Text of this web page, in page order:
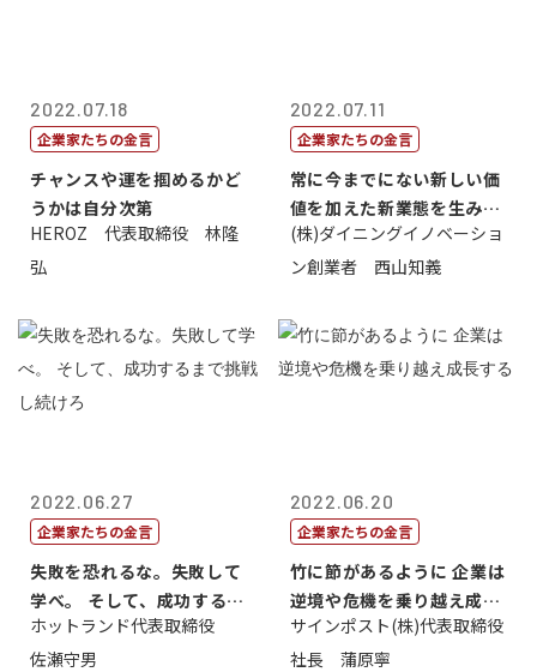
2022.07.18
企業家たちの金言
チャンスや運を掴めるかど
うかは自分次第
HEROZ 代表取締役 林隆
弘
2022.07.11
企業家たちの金言
常に今までにない新しい価
値を加えた新業態を生み出
すこと
(株)ダイニングイノベーショ
ン創業者 西山知義
2022.06.27
企業家たちの金言
失敗を恐れるな。失敗して
学べ。 そして、成功するま
で挑戦し続...
ホットランド代表取締役
佐瀬守男
2022.06.20
企業家たちの金言
竹に節があるように 企業は
逆境や危機を乗り越え成長
する
サインポスト(株)代表取締役
社長 蒲原寧